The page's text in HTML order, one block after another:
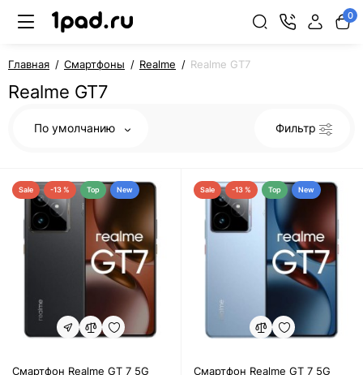
0
Главная Смартфоны Realme Realme GT7
Realme GT7
По умолчанию Фильтр
Sale -13 % Top New
Смартфон Realme GT 7 5G
Sale -13 % Top New
Смартфон Realme GT 7 5G